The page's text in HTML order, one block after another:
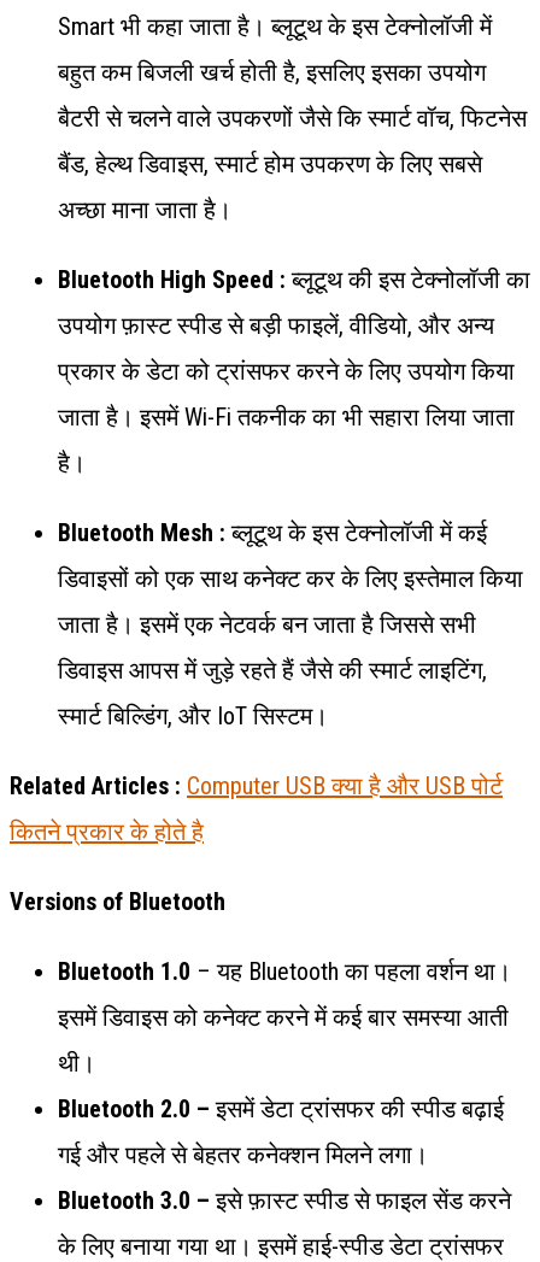
Smart भी कहा जाता है। ब्लूटूथ के इस टेक्नोलॉजी में
बहुत कम बिजली खर्च होती है, इसलिए इसका उपयोग
बैटरी से चलने वाले उपकरणों जैसे कि स्मार्ट वॉच, फिटनेस
बैंड, हेल्थ डिवाइस, स्मार्ट होम उपकरण के लिए सबसे
अच्छा माना जाता है।
Bluetooth High Speed : ब्लूटूथ की इस टेक्नोलॉजी का
उपयोग फ़ास्ट स्पीड से बड़ी फाइलें, वीडियो, और अन्य
प्रकार के डेटा को ट्रांसफर करने के लिए उपयोग किया
जाता है। इसमें Wi-Fi तकनीक का भी सहारा लिया जाता
है।
Bluetooth Mesh : ब्लूटूथ के इस टेक्नोलॉजी में कई
डिवाइसों को एक साथ कनेक्ट कर के लिए इस्तेमाल किया
जाता है। इसमें एक नेटवर्क बन जाता है जिससे सभी
डिवाइस आपस में जुड़े रहते हैं जैसे की स्मार्ट लाइटिंग,
स्मार्ट बिल्डिंग, और IoT सिस्टम।
Related Articles : Computer USB क्या है और USB पोर्ट
कितने प्रकार के होते है
Versions of Bluetooth
Bluetooth 1.0 – यह Bluetooth का पहला वर्शन था।
इसमें डिवाइस को कनेक्ट करने में कई बार समस्या आती
थी।
Bluetooth 2.0 – इसमें डेटा ट्रांसफर की स्पीड बढ़ाई
गई और पहले से बेहतर कनेक्शन मिलने लगा।
Bluetooth 3.0 – इसे फ़ास्ट स्पीड से फाइल सेंड करने
के लिए बनाया गया था। इसमें हाई-स्पीड डेटा ट्रांसफर